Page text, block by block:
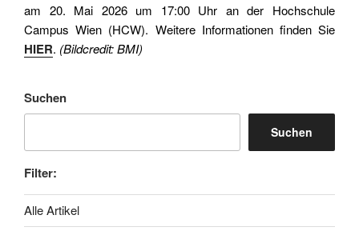
am 20. Mai 2026 um 17:00 Uhr an der Hochschule
Campus Wien (HCW). Weitere Informationen finden Sie
HIER. (Bildcredit: BMI)
Suchen
Suchen
Filter:
Alle Artikel